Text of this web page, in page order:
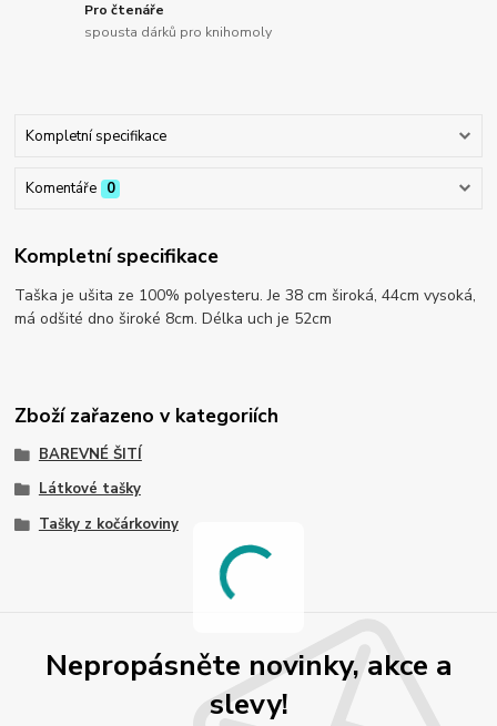
Pro čtenáře
spousta dárků pro knihomoly
Kompletní specifikace
Komentáře 0
Kompletní specifikace
Taška je ušita ze 100% polyesteru. Je 38 cm široká, 44cm vysoká,
má odšité dno široké 8cm. Délka uch je 52cm
Zboží zařazeno v kategoriích
BAREVNÉ ŠITÍ
Látkové tašky
Tašky z kočárkoviny
Nepropásněte novinky, akce a
slevy!